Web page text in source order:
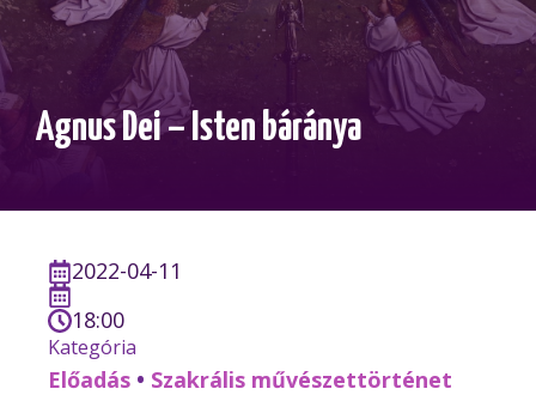
Agnus Dei – Isten báránya
2022-04-11
18:00
Kategória
Előadás • Szakrális művészettörténet